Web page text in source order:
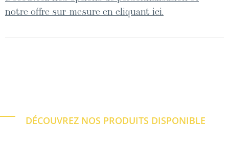
notre offre sur-mesure en cliquant ici.
DÉCOUVREZ NOS PRODUITS DISPONIBLE